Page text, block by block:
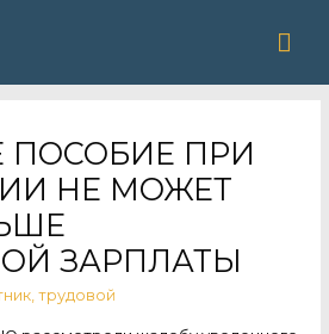
ПОСОБИЕ ПРИ
НЕ МОЖЕТ
ЗАРПЛАТЫ
, трудовой